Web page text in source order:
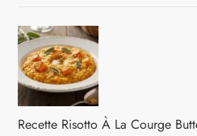
Recette Risotto À La Courge